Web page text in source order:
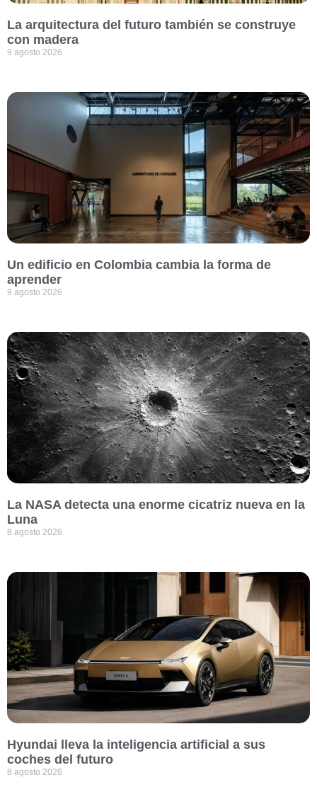
La arquitectura del futuro también se construye
con madera
9 agosto 2026
Un edificio en Colombia cambia la forma de
aprender
9 agosto 2026
La NASA detecta una enorme cicatriz nueva en la
Luna
8 agosto 2026
Hyundai lleva la inteligencia artificial a sus
coches del futuro
8 agosto 2026